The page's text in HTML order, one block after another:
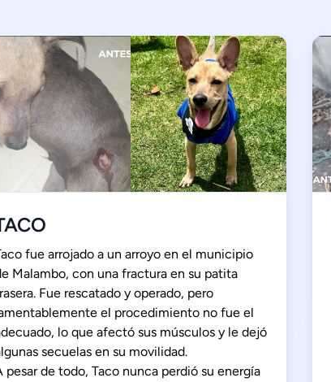
fue arrojado a un arroyo en el municipio
Malambo, con una fractura en su patita
Fue rescatado y operado, pero
el procedimiento no fue el
lo que afectó sus músculos y le dejó
secuelas en su movilidad.
pesar de todo, Taco nunca perdió su energía